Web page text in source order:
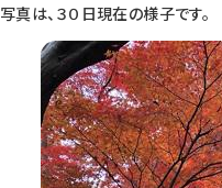
写真は、３０日現在の様子です。